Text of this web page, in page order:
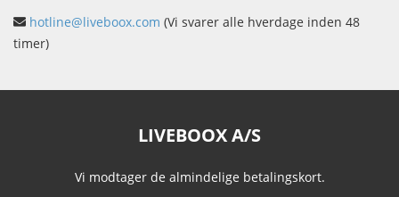
hotline@liveboox.com (Vi svarer alle hverdage inden 48
timer)
LIVEBOOX A/S
Vi modtager de almindelige betalingskort.